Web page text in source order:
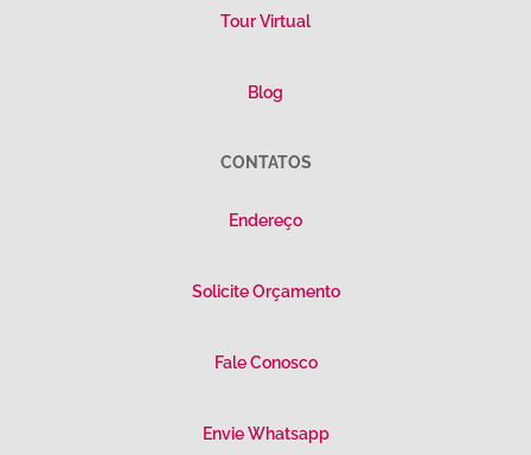
Tour Virtual
Blog
CONTATOS
Endereço
Solicite Orçamento
Fale Conosco
Envie Whatsapp